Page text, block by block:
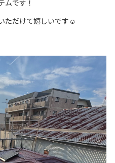
ムです！
ただけて嬉しいです☺️